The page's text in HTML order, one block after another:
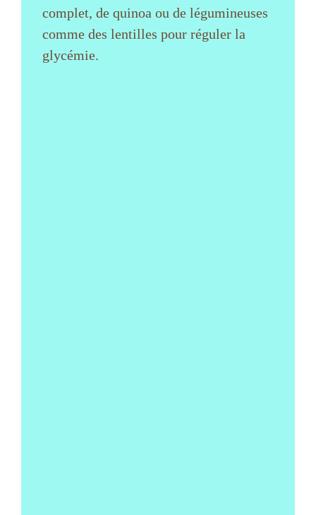
complet, de quinoa ou de légumineuses
comme des lentilles pour réguler la
glycémie.